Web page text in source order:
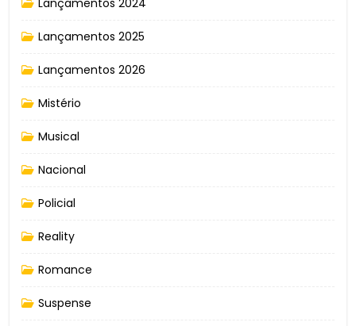
Lançamentos 2025
Lançamentos 2026
Mistério
Musical
Nacional
Policial
Reality
Romance
Suspense